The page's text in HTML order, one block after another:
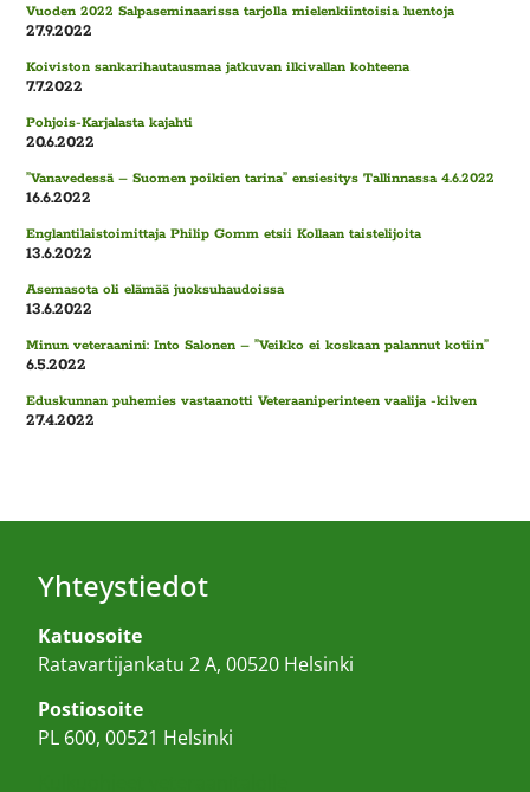
Vuoden 2022 Salpaseminaarissa tarjolla mielenkiintoisia luentoja
27.9.2022
Koiviston sankarihautausmaa jatkuvan ilkivallan kohteena
7.7.2022
Pohjois-Karjalasta kajahti
20.6.2022
”Vanavedessä – Suomen poikien tarina” ensiesitys Tallinnassa 4.6.2022
16.6.2022
Englantilaistoimittaja Philip Gomm etsii Kollaan taistelijoita
13.6.2022
Asemasota oli elämää juoksuhaudoissa
13.6.2022
Minun veteraanini: Into Salonen – ”Veikko ei koskaan palannut kotiin”
6.5.2022
Eduskunnan puhemies vastaanotti Veteraaniperinteen vaalija -kilven
27.4.2022
Yhteystiedot
Katuosoite
Ratavartijankatu 2 A, 00520 Helsinki
Postiosoite
PL 600, 00521 Helsinki